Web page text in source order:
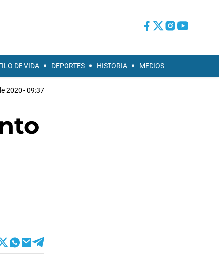
DE VIDA DEPORTES HISTORIA MEDIOS
2020 - 09:37